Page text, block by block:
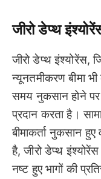
जीरो डेप्थ
जीरो डेप्थ इंश्योरेंस,
न्यूनतमीकरण बीमा
समय नुकसान होने पर
प्रदान करता है।
बीमाकर्ता नुकसान
है, जीरो डेप्थ
नष्ट हुए भागों की